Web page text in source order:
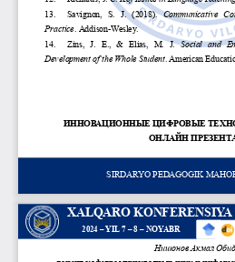
Jurnal Yordamchisi